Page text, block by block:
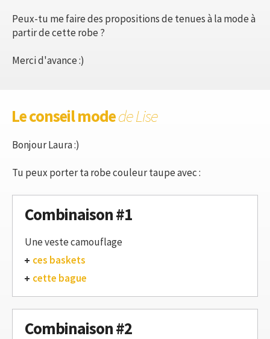
Peux-tu me faire des propositions de tenues à la mode à
partir de cette robe ?
Merci d'avance :)
Le conseil modede Lise
Bonjour Laura :)
Tu peux porter ta robe couleur taupe avec :
Combinaison #1
Une veste camouflage
ces baskets
cette bague
Combinaison #2